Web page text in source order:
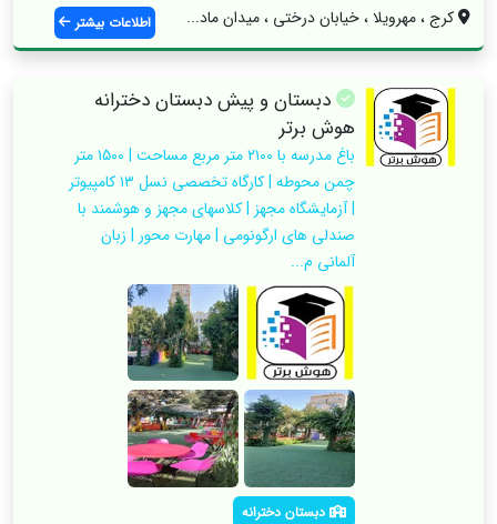
کرج ، مهرویلا ، خیابان درختی ، میدان ماد... اطلاعات بیشتر
دبستان و پیش دبستان دخترانه
هوش برتر
باغ مدرسه با ۲۱۰۰ متر مربع مساحت | ۱۵۰۰ متر
چمن محوطه | کارگاه تخصصی نسل ۱۳ کامپیوتر
| آزمایشگاه مجهز | کلاسهای مجهز و هوشمند با
صندلی های ارگونومی | مهارت محور | زبان
آلمانی م...
دبستان دخترانه